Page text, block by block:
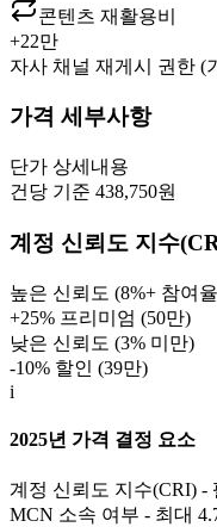
콘텐츠 재활용비
+22만
자사 채널 재게시 권한 (
가격 세부사항
단가 상세내용
건당 기준 438,750원
계정 신뢰도 지수
높은 신뢰도 (8%+ 참여
+25% 프리미엄 (50만)
낮은 신뢰도 (3% 미만)
-10% 할인 (39만)
i
2025년 가격 결정 요소
계정 신뢰도 지수(CRI) -
MCN 소속 여부 - 최대